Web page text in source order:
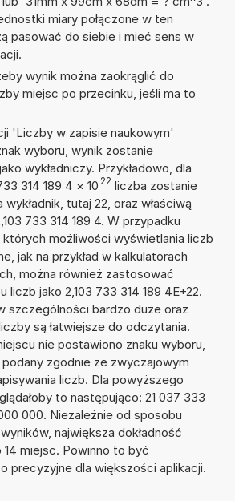
miary połączone w ten
pasować do siebie i mieć sens w
wynik można zaokrąglić do
miejsc po przecinku, jeśli ma to
'Liczby w zapisie naukowym'
wyboru, wynik zostanie
wykładniczy. Przykładowo, dla
314 189 4 × 10 22 liczba zostanie
wykładnik, tutaj 22, oraz właściwą
733 314 189 4. W przypadku
których możliwości wyświetlania liczb
jak na przykład w kalkulatorach
można również zastosować
liczb jako 2,103 733 314 189 4E+22.
szczególności bardzo duże oraz
są łatwiejsze do odczytania.
nie postawiono znaku wyboru,
zgodnie ze zwyczajowym
liczb. Dla powyższego
to następująco: 21 037 333
000. Niezależnie od sposobu
największa dokładność
14 miejsc. Powinno to być
precyzyjne dla większości aplikacji.